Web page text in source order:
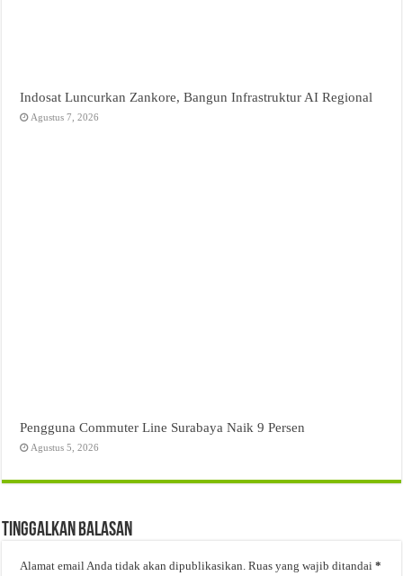
Indosat Luncurkan Zankore, Bangun Infrastruktur AI Regional
Agustus 7, 2026
Pengguna Commuter Line Surabaya Naik 9 Persen
Agustus 5, 2026
Tinggalkan Balasan
Alamat email Anda tidak akan dipublikasikan. Ruas yang wajib ditandai*